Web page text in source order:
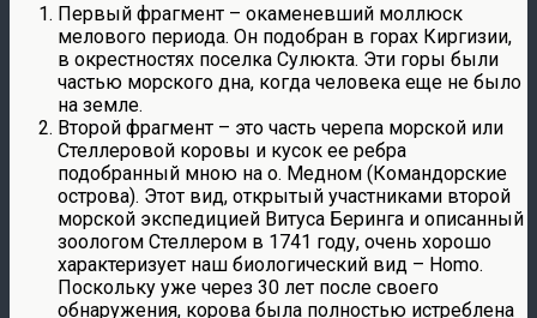
Первый фрагмент – окаменевший моллюск
мелового периода. Он подобран в горах Киргизии,
в окрестностях поселка Сулюкта. Эти горы были
частью морского дна, когда человека еще не было
на земле.
Второй фрагмент – это часть черепа морской или
Стеллеровой коровы и кусок ее ребра
подобранный мною на о. Медном (Командорские
острова). Этот вид, открытый участниками второй
морской экспедицией Витуса Беринга и описанный
зоологом Стеллером в 1741 году, очень хорошо
характеризует наш биологический вид – Homo.
Поскольку уже через 30 лет после своего
обнаружения, корова была полностью истреблена